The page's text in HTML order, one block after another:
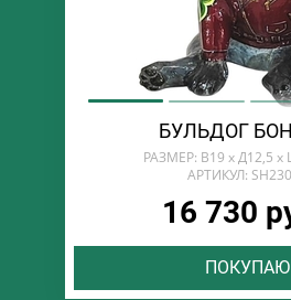
БУЛЬДОГ
РАЗМЕР: В19 х Д12,5
АРТИКУЛ:
16 730
ПОКУПАЮ